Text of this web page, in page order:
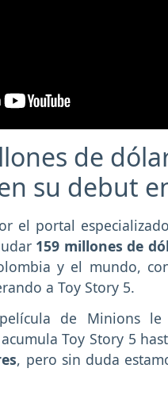
de
su debut
el portal especializado
159 millones de
y el mundo,
a Toy Story 5.
de Minions le
Toy Story 5
, pero sin duda